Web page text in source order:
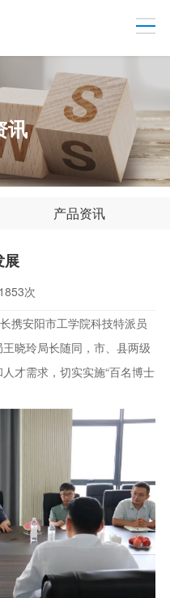
讯
产品资讯
展
1853次
安阳市工学院科技特派员
晓玲局长随同，市、县两级
才需求，切实实施“百名博士